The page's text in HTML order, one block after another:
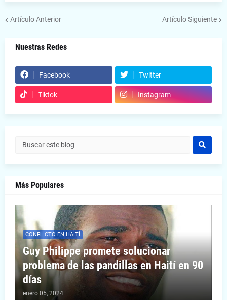
Artículo Anterior Artículo Siguiente
Nuestras Redes
Facebook Twitter
Tiktok Instagram
Más Populares
CONFLICTO EN HAITÍ
Guy Philippe promete solucionar
problema de las pandillas en Haití en 90
días
enero 05, 2024